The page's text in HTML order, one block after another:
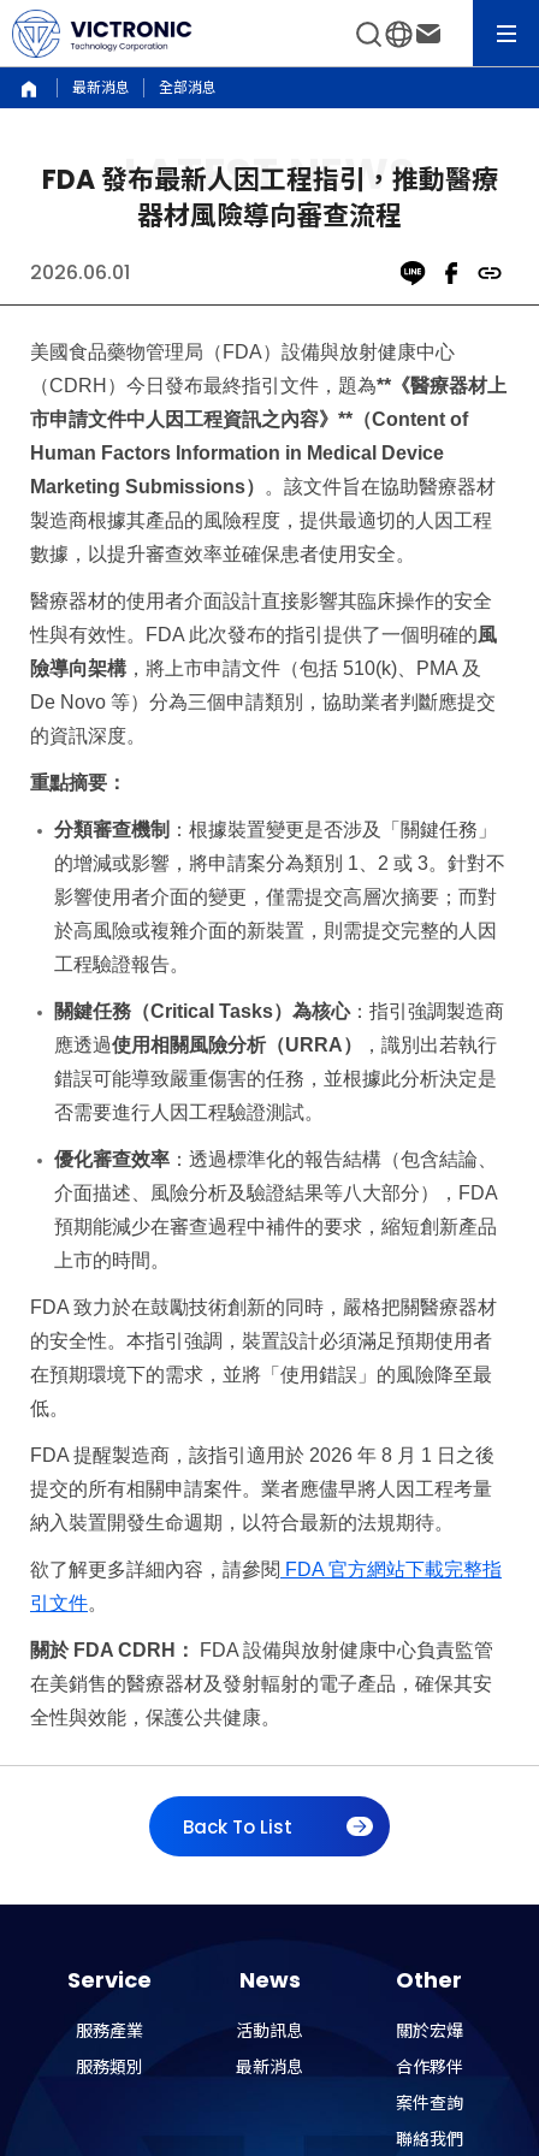
最新消息 全部消息
FDA 發布最新人因工程指引，推動醫療
器材風險導向審查流程
2026.06.01
美國食品藥物管理局（FDA）設備與放射健康中心
（CDRH）今日發布最終指引文件，題為**《醫療器材上
市申請文件中人因工程資訊之內容》**（Content of
Human Factors Information in Medical Device
Marketing Submissions）
。該文件旨在協助醫療器材
製造商根據其產品的風險程度，提供最適切的人因工程
數據，以提升審查效率並確保患者使用安全。
醫療器材的使用者介面設計直接影響其臨床操作的安全
性與有效性。FDA 此次發布的指引提供了一個明確的風
險導向架構 ，將上市申請文件（包括 510(k)、PMA 及
De Novo 等）分為三個申請類別，協助業者判斷應提交
的資訊深度。
重點摘要：
分類審查機制 ：根據裝置變更是否涉及「關鍵任務」
的增減或影響，將申請案分為類別 1、2 或 3。針對不
影響使用者介面的變更，僅需提交高層次摘要；而對
於高風險或複雜介面的新裝置，則需提交完整的人因
工程驗證報告。
關鍵任務（Critical Tasks）為核心：指引強調製造商
應透過使用相關風險分析（URRA）
，識別出若執行
錯誤可能導致嚴重傷害的任務，並根據此分析決定是
否需要進行人因工程驗證測試。
優化審查效率 ：透過標準化的報告結構（包含結論、
介面描述、風險分析及驗證結果等八大部分），FDA
預期能減少在審查過程中補件的要求，縮短創新產品
上市的時間。
FDA 致力於在鼓勵技術創新的同時，嚴格把關醫療器材
的安全性。本指引強調，裝置設計必須滿足預期使用者
在預期環境下的需求，並將「使用錯誤」的風險降至最
低。
FDA 提醒製造商，該指引適用於 2026 年 8 月 1 日之後
提交的所有相關申請案件。業者應儘早將人因工程考量
納入裝置開發生命週期，以符合最新的法規期待。
欲了解更多詳細內容，請參閱 FDA 官方網站下載完整指
引文件。
關於 FDA CDRH： FDA 設備與放射健康中心負責監管
在美銷售的醫療器材及發射輻射的電子產品，確保其安
全性與效能，保護公共健康。
Back To List
Service
服務產業
服務類別
News
活動訊息
最新消息
Other
關於宏爗
合作夥伴
案件查詢
聯絡我們